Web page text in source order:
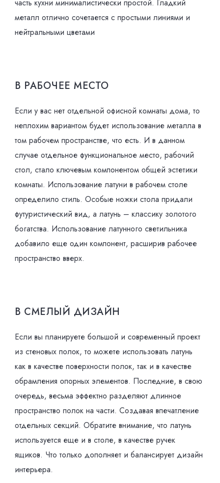
часть кухни минималистически простой. Гладкий
металл отлично сочетается с простыми линиями и
нейтральными цветами
В РАБОЧЕЕ МЕСТО
Если у вас нет отдельной офисной комнаты дома, то
неплохим вариантом будет использование металла в
том рабочем пространстве, что есть. И в данном
случае отдельное функциональное место, рабочий
стол, стало ключевым компонентом общей эстетики
комнаты. Использование латуни в рабочем столе
определило стиль. Особые ножки стола придали
футуристический вид, а латунь – классику золотого
богатства. Использование латунного светильника
добавило еще один компонент, расширив рабочее
пространство вверх.
В СМЕЛЫЙ ДИЗАЙН
Если вы планируете большой и современный проект
из стеновых полок, то можете использовать латунь
как в качестве поверхности полок, так и в качестве
обрамления опорных элементов. Последние, в свою
очередь, весьма эффектно разделяют длинное
пространство полок на части. Создавая впечатление
отдельных секций. Обратите внимание, что латунь
используется еще и в столе, в качестве ручек
ящиков. Что только дополняет и балансирует дизайн
интерьера.